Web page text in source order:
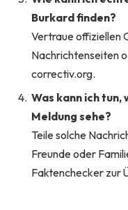
Burkard finden?
Vertraue offiziellen
Nachrichtenseiten
correctiv.org.
Was kann ich
Meldung sehe?
Teile solche
Freunde oder
Faktenchecker zur